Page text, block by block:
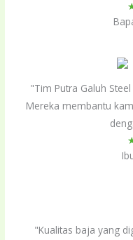
"Tim Putra Galuh
Mereka membantu
"Kualitas baja yang